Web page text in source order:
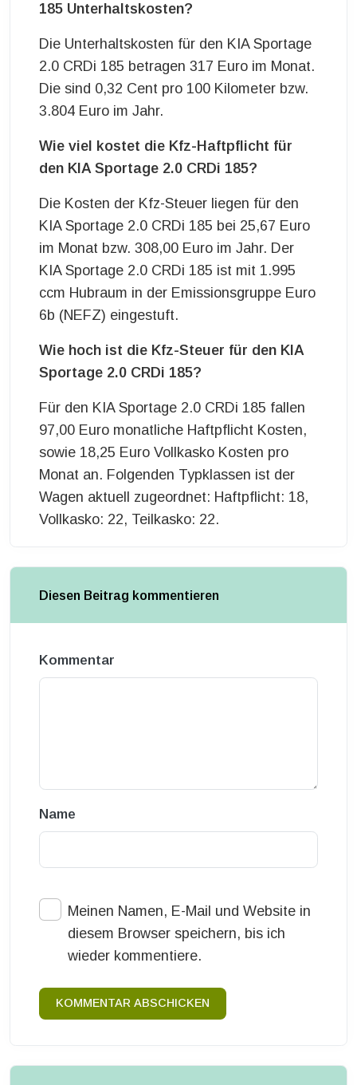
185 Unterhaltskosten?
Die Unterhaltskosten für den KIA Sportage
2.0 CRDi 185 betragen 317 Euro im Monat.
Die sind 0,32 Cent pro 100 Kilometer bzw.
3.804 Euro im Jahr.
Wie viel kostet die Kfz-Haftpflicht für
den KIA Sportage 2.0 CRDi 185?
Die Kosten der Kfz-Steuer liegen für den
KIA Sportage 2.0 CRDi 185 bei 25,67 Euro
im Monat bzw. 308,00 Euro im Jahr. Der
KIA Sportage 2.0 CRDi 185 ist mit 1.995
ccm Hubraum in der Emissionsgruppe Euro
6b (NEFZ) eingestuft.
Wie hoch ist die Kfz-Steuer für den KIA
Sportage 2.0 CRDi 185?
Für den KIA Sportage 2.0 CRDi 185 fallen
97,00 Euro monatliche Haftpflicht Kosten,
sowie 18,25 Euro Vollkasko Kosten pro
Monat an. Folgenden Typklassen ist der
Wagen aktuell zugeordnet: Haftpflicht: 18,
Vollkasko: 22, Teilkasko: 22.
Diesen Beitrag kommentieren
Kommentar
Name
Meinen Namen, E-Mail und Website in
diesem Browser speichern, bis ich
wieder kommentiere.
KOMMENTAR ABSCHICKEN